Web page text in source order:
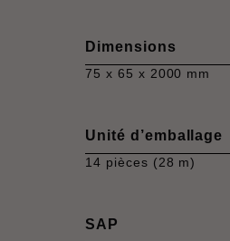
Dimensions
75 x 65 x 2000 mm
Unité d’emballage
14 pièces (28 m)
SAP